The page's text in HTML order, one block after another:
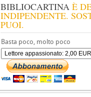
BIBLIOCARTINA È
INDIPENDENTE.
PUOI.
Basta poco, molto poco